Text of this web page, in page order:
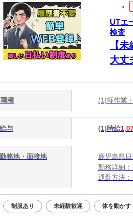
UTエ
検査
【
大丈
職種 (1)軽作業
給与 (1)時給
勤務地・面接地
鹿児島県
勤務詳細
通勤方法
※構内の無
※伊集院
制服あり 未経験歓迎 体を動かす